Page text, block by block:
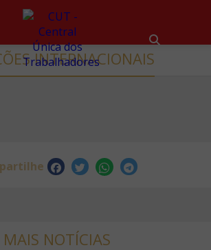
INTERNACIONAIS
MAIS NOTÍCIAS